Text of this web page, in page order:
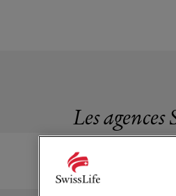
Les